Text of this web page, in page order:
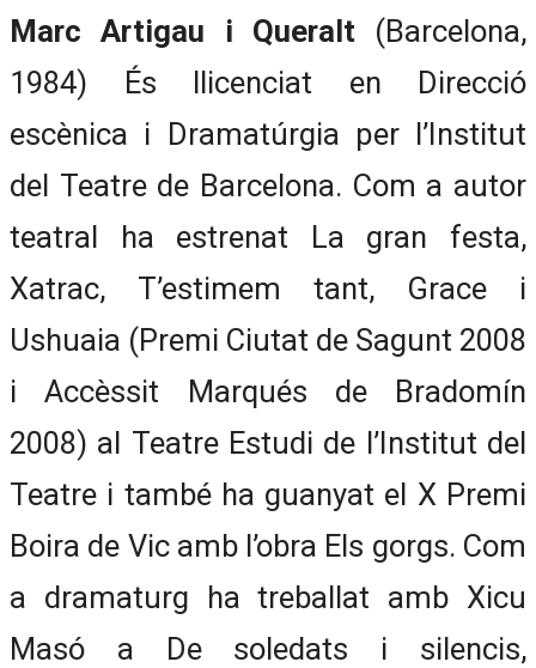
Marc Artigau i Queralt(Barcelona,
1984) És llicenciat en Direcció
escènica i Dramatúrgia per l’Institut
del Teatre de Barcelona. Com a autor
teatral ha estrenat La gran festa,
Xatrac, T’estimem tant, Grace i
Ushuaia (Premi Ciutat de Sagunt 2008
i Accèssit Marqués de Bradomín
2008) al Teatre Estudi de l’Institut del
Teatre i també ha guanyat el X Premi
Boira de Vic amb l’obra Els gorgs. Com
a dramaturg ha treballat amb Xicu
Masó a De soledats i silencis,